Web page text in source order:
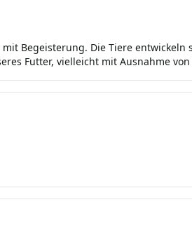
Begeisterung. Die Tiere
Futter, vielleicht mit Ausnahme